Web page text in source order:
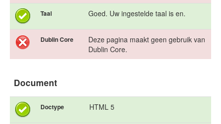
Taal Goed. Uw ingestelde taal is en.
Dublin Core
Deze pagina maakt geen gebruik van
Dublin Core.
Document
Doctype HTML 5